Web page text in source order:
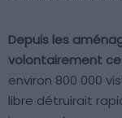
Depuis les
volontairement
environ 800 000
libre détruirait